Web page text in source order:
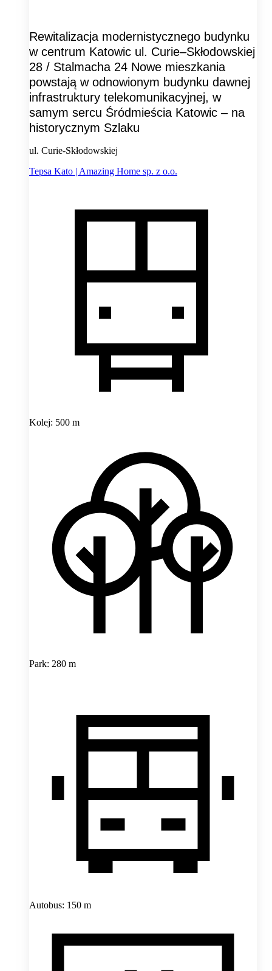
Rewitalizacja modernistycznego budynku
w centrum Katowic ul. Curie–Skłodowskiej
28 / Stalmacha 24 Nowe mieszkania
powstają w odnowionym budynku dawnej
infrastruktury telekomunikacyjnej, w
samym sercu Śródmieścia Katowic – na
historycznym Szlaku
ul. Curie-Skłodowskiej
Tepsa Kato | Amazing Home sp. z o.o.
Kolej: 500 m
Park: 280 m
Autobus: 150 m